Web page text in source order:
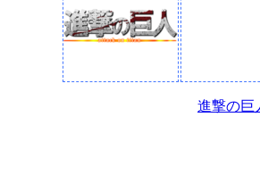
進撃の巨